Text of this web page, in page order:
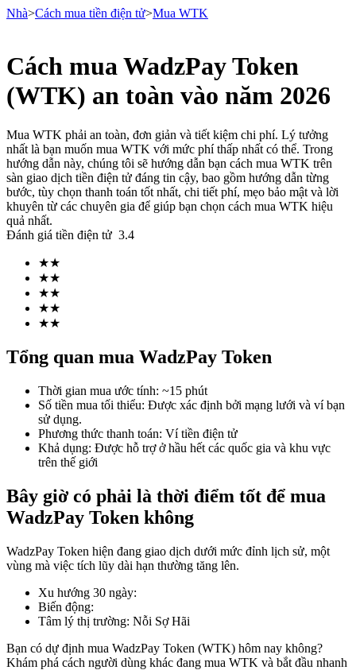
Hợp đồng tương lai
USDT Futures
Futures sử dụng USDT làm tài sản thế chấp
COIN-M Futures
Futures sử dụng token làm tài sản thế chấp
TradFi
Nhà>Cách mua tiền điện tử>Mua WTK
Cách mua WadzPay Token
(WTK) an toàn vào năm 2026
Mua WTK phải an toàn, đơn giản và tiết kiệm chi phí. Lý tưởng
nhất là bạn muốn mua WTK với mức phí thấp nhất có thể. Trong
hướng dẫn này, chúng tôi sẽ hướng dẫn bạn cách mua WTK trên
sàn giao dịch tiền điện tử đáng tin cậy, bao gồm hướng dẫn từng
bước, tùy chọn thanh toán tốt nhất, chi tiết phí, mẹo bảo mật và lời
khuyên từ các chuyên gia để giúp bạn chọn cách mua WTK hiệu
quả nhất.
Đánh giá tiền điện tử 3.4
★★
★★
★★
★★
★★
Tổng quan mua WadzPay Token
Thời gian mua ước tính: ~15 phút
Số tiền mua tối thiểu: Được xác định bởi mạng lưới và ví bạn
sử dụng.
Phương thức thanh toán: Ví tiền điện tử
Khả dụng: Được hỗ trợ ở hầu hết các quốc gia và khu vực
trên thế giới
Bây giờ có phải là thời điểm tốt để mua
WadzPay Token không
WadzPay Token hiện đang giao dịch dưới mức đỉnh lịch sử, một
vùng mà việc tích lũy dài hạn thường tăng lên.
Xu hướng 30 ngày:
Biến động:
Tâm lý thị trường: Nỗi Sợ Hãi
Bạn có dự định mua WadzPay Token (WTK) hôm nay không?
Khám phá cách người dùng khác đang mua WTK và bắt đầu nhanh